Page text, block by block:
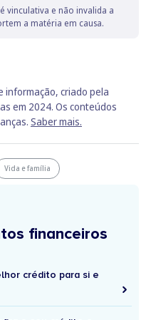
vinculativa e não invalida a
a matéria em causa.
informação, criado pela
em 2024. Os conteúdos
Saber mais.
Vida e família
financeiros
crédito para si e